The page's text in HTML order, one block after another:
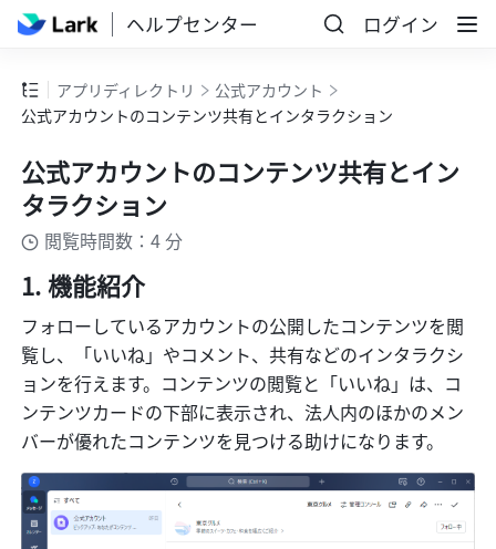
ヘルプセンター ログイン
アプリディレクトリ
公式アカウント
公式アカウントのコンテンツ共有とインタラクション
公式アカウントのコンテンツ共有とイン
タラクション
閲覧時間数：4 分
機能紹介
フォローしているアカウントの公開したコンテンツを閲
覧し、「いいね」やコメント、共有などのインタラクシ
ョンを行えます。コンテンツの閲覧と「いいね」は、コ
ンテンツカードの下部に表示され、法人内のほかのメン
バーが優れたコンテンツを見つける助けになります。